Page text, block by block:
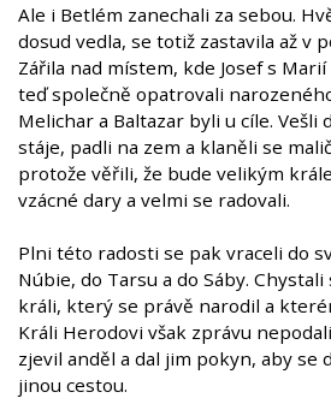
Ale i Betlém zanechali za sebou.
dosud vedla, se totiž zastavila až v
Zářila nad místem, kde Josef s
teď společně opatrovali narozeného
Melichar a Baltazar byli u cíle. Vešli
stáje, padli na zem a klaněli se
protože věřili, že bude velikým
vzácné dary a velmi se radovali.
Plni této radosti se pak vraceli do
Núbie, do Tarsu a do Sáby.
králi, který se právě narodil a
Králi Herodovi však zprávu
zjevil anděl a dal jim pokyn, aby se
jinou cestou.